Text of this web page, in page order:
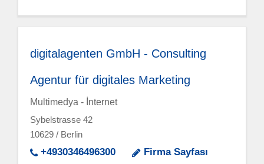
digitalagenten GmbH - Consulting
Agentur für digitales Marketing
Multimedya - İnternet
Sybelstrasse 42
10629 / Berlin
+4930346496300 Firma Sayfası